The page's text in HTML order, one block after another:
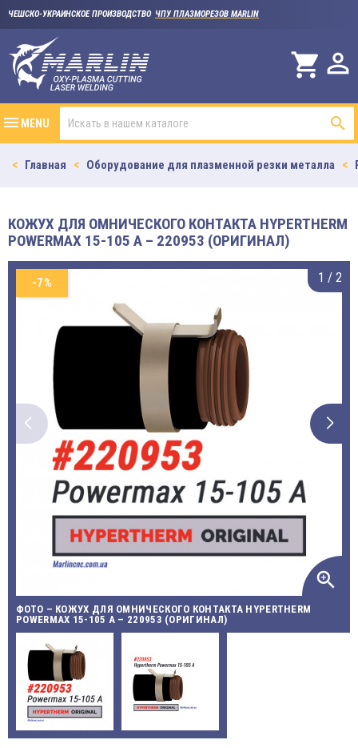
ЧЕШСКО-УКРАИНСКОЕ ПРОИЗВОДСТВО ЧПУ ПЛАЗМОРЕЗОВ MARLIN

shopping_cart
MENU 
Главная Оборудование для плазменной резки металла
КОЖУХ ДЛЯ ОМНИЧЕСКОГО КОНТАКТА HYPERTHERM
POWERMAX 15-105 A – 220953 (ОРИГИНАЛ)
-7%
zoom_in
ФОТО – КОЖУХ ДЛЯ ОМНИЧЕСКОГО КОНТАКТА HYPERTHERM
POWERMAX 15-105 A – 220953 (ОРИГИНАЛ)
1 / 2